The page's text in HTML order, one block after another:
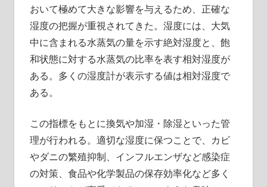
おいて極めて大きな影響を与えるため、正確な
湿度の把握が重視されてきた。湿度には、大気
中に含まれる水蒸気の量を示す絶対湿度と、飽
和状態に対する水蒸気の比率を表す相対湿度が
ある。多くの湿度計が表示する値は相対湿度で
ある。
この指標をもとに換気や加湿・除湿といった管
理が行われる。適切な湿度に保つことで、カビ
やダニの繁殖抑制、インフルエンザなど感染症
の対策、食品や化学製品の保存効率化など多く